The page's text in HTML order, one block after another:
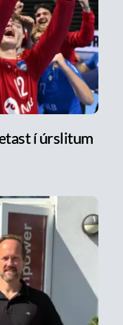
í úrslitum